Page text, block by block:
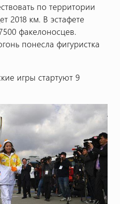
по территории
2018 км. В эстафете
факелоносцев.
понесла фигуристка
игры стартуют 9